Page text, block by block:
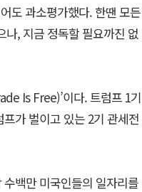
도 과소평가했다. 한땐 모든
나, 지금 정독할 필요까진 없
Is Free)’이다. 트럼프 1기
가 벌이고 있는 2기 관세전
백만 미국인들의 일자리를